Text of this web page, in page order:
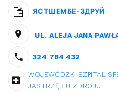
ЯСТШЕМБЕ-ЗДРУЙ
UL. ALEJA JANA
324 784 432
WOJEWÓDZKI SZPITAL
JASTRZĘBIU ZDROJU